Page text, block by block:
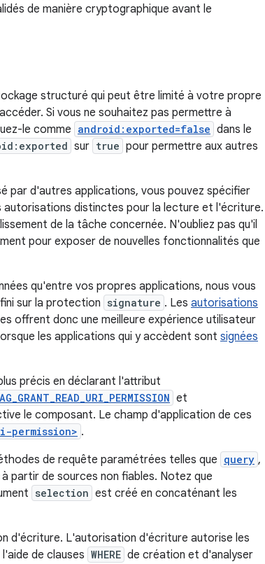
de manière cryptographique avant le
structuré qui peut être limité à votre propre
Si vous ne souhaitez pas permettre à
le comme android:exported=false dans le
sur true pour permettre aux autres
par d'autres applications, vous pouvez spécifier
distinctes pour la lecture et l'écriture.
de la tâche concernée. N'oubliez pas qu'il
pour exposer de nouvelles fonctionnalités que
qu'entre vos propres applications, nous vous
sur la protection signature . Les autorisations
offrent donc une meilleure expérience utilisateur
les applications qui y accèdent sont signées
précis en déclarant l'attribut
et
le composant. Le champ d'application de ces
permission> .
de requête paramétrées telles que query ,
partir de sources non fiables. Notez que
selection est créé en concaténant les
d'écriture. L'autorisation d'écriture autorise les
de clauses WHERE de création et d'analyser